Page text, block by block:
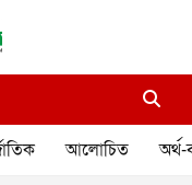
আলোচিত অর্থ-